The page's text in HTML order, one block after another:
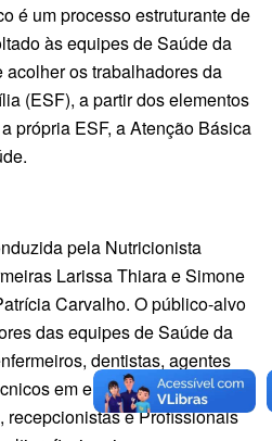
é um processo estruturante de
às equipes de Saúde da
os trabalhadores da
(ESF), a partir dos elementos
própria ESF, a Atenção Básica
pela Nutricionista
Larissa Thiara e Simone
Carvalho. O público-alvo
das equipes de Saúde da
dentistas, agentes
em enfermagem,
e Profissionais